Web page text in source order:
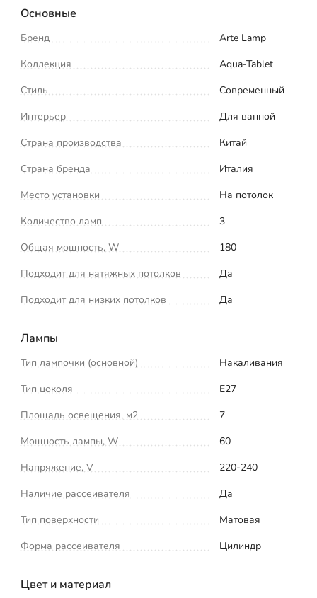
Основные
Бренд
Arte Lamp
Коллекция
Aqua-Tablet
Стиль
Современный
Интерьер
Для ванной
Страна производства
Китай
Страна бренда
Италия
Место установки
На потолок
Количество ламп
3
Общая мощность, W
180
Подходит для натяжных потолков
Да
Подходит для низких потолков
Да
Лампы
Тип лампочки (основной)
Накаливания
Тип цоколя
E27
Площадь освещения, м2
7
Мощность лампы, W
60
Напряжение, V
220-240
Наличие рассеивателя
Да
Тип поверхности
Матовая
Форма рассеивателя
Цилиндр
Цвет и материал